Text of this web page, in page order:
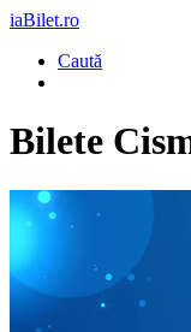
iaBilet.ro
Caută
Bilete